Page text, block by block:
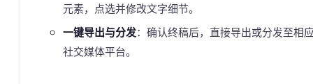
元素，点选并修改文字细节。
一键导出与分发：确认终稿后，直接导出或分发至相
社交媒体平台。